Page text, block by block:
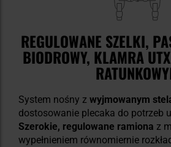
REGULOWANE SZELKI,
BIODROWY, KLAMRA
System nośny z wyjmowanym
dostosowanie plecaka do potrzeb
Szerokie, regulowane ramiona z
wypełnieniem równomiernie